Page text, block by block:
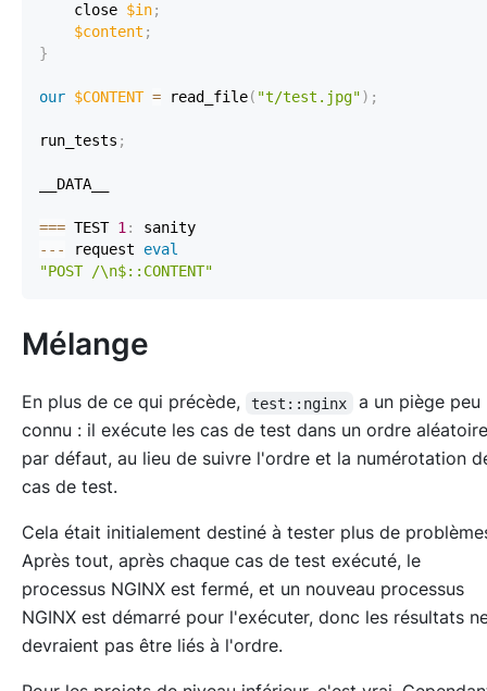
    close
$in;
$content ;
}
our $CONTENT = read_file( "t/test.jpg") ;
run_tests ;
=== TEST 1 :
-- - request eval
"POST /\n$::CONTENT"
Mélange
En plus de ce qui précède, test::nginx
a un piège peu
connu : il exécute les cas de test dans un ordre aléatoire
par défaut, au lieu de suivre l'ordre et la numérotation
cas de test.
Cela était initialement destiné à tester plus de
Après tout, après chaque cas de test exécuté, le
processus NGINX est fermé, et un nouveau processus
NGINX est démarré pour l'exécuter, donc les résultats
devraient pas être liés à l'ordre.